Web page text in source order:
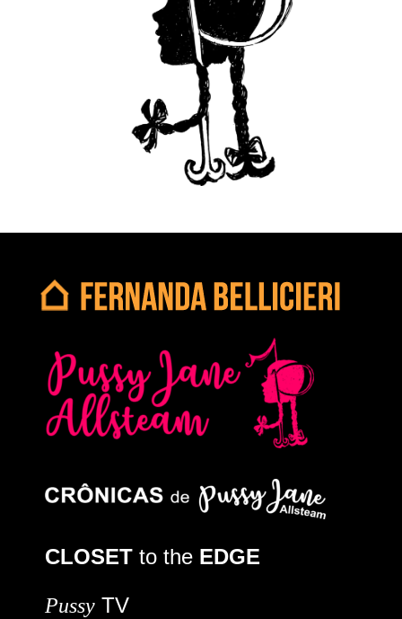
CLOSET to the EDGE
Pussy TV